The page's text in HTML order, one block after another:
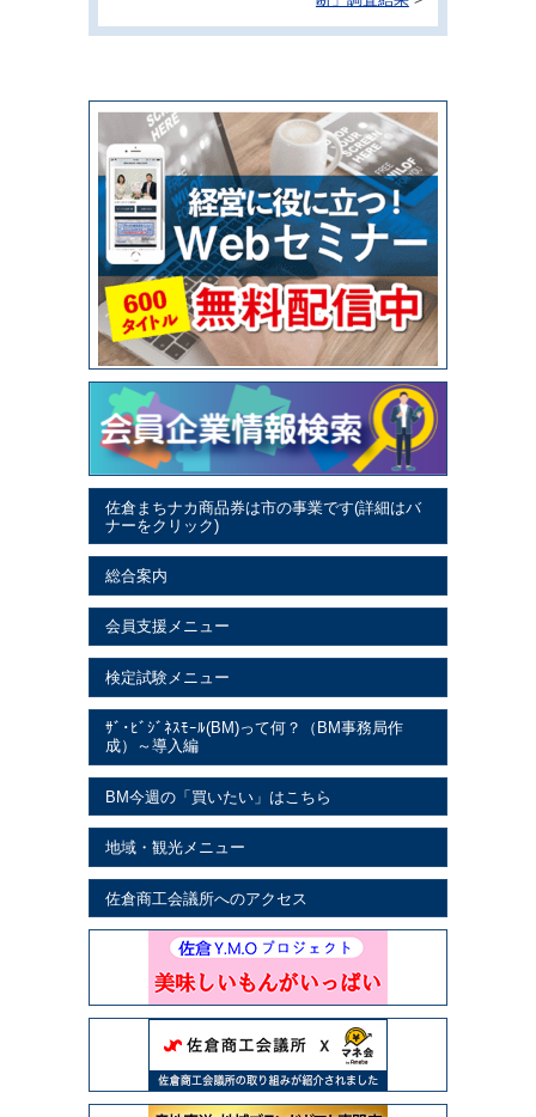
佐倉まちナカ商品券は市の事業です(詳細はバ
ナーをクリック)
総合案内
会員支援メニュー
検定試験メニュー
ｻﾞ･ﾋﾞｼﾞﾈｽﾓｰﾙ(BM)って何？（BM事務局作
成）～導入編
BM今週の「買いたい」はこちら
地域・観光メニュー
佐倉商工会議所へのアクセス